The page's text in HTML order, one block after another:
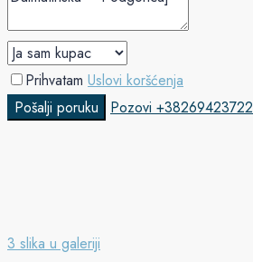
Prihvatam Uslovi koršćenja
Pošalji poruku
Pozovi +38269423722
3 slika u galeriji